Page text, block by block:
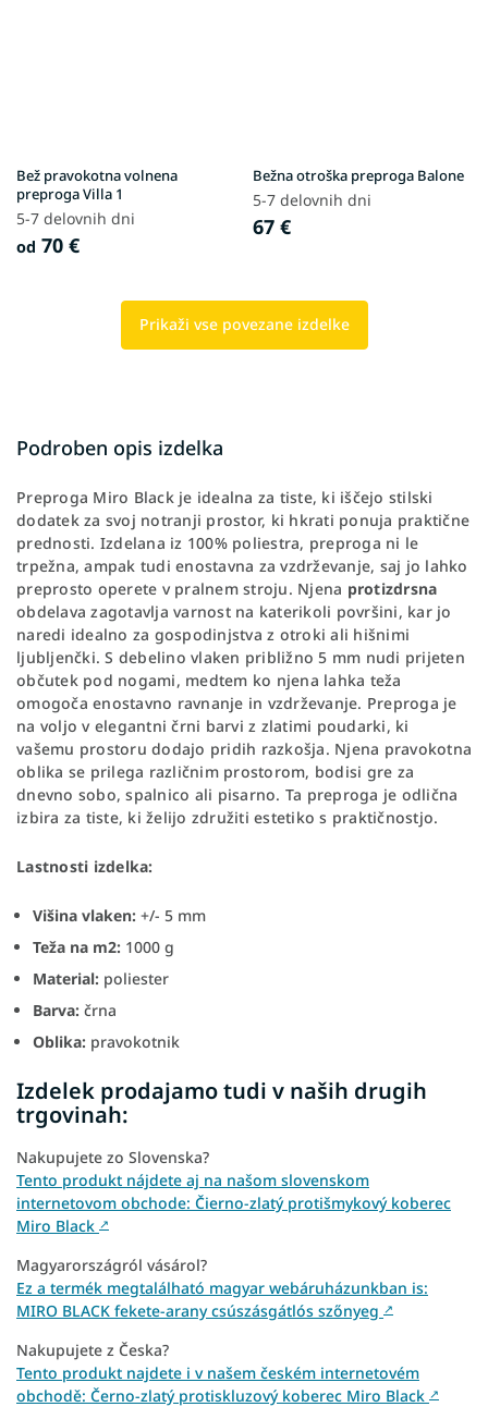
Bež pravokotna volnena
preproga Villa 1
5-7 delovnih dni
od 70 €
Bežna otroška preproga Balone
5-7 delovnih dni
67 €
Prikaži vse povezane izdelke
Podroben opis izdelka
Preproga Miro Black je idealna za tiste, ki iščejo stilski
dodatek za svoj notranji prostor, ki hkrati ponuja praktične
prednosti. Izdelana iz 100% poliestra, preproga ni le
trpežna, ampak tudi enostavna za vzdrževanje, saj jo lahko
preprosto operete v pralnem stroju. Njena protizdrsna
obdelava zagotavlja varnost na katerikoli površini, kar jo
naredi idealno za gospodinjstva z otroki ali hišnimi
ljubljenčki. S debelino vlaken približno 5 mm nudi prijeten
občutek pod nogami, medtem ko njena lahka teža
omogoča enostavno ravnanje in vzdrževanje. Preproga je
na voljo v elegantni črni barvi z zlatimi poudarki, ki
vašemu prostoru dodajo pridih razkošja. Njena pravokotna
oblika se prilega različnim prostorom, bodisi gre za
dnevno sobo, spalnico ali pisarno. Ta preproga je odlična
izbira za tiste, ki želijo združiti estetiko s praktičnostjo.
Lastnosti izdelka:
Višina vlaken: +/- 5 mm
Teža na m2: 1000 g
Material: poliester
Barva: črna
Oblika: pravokotnik
Izdelek prodajamo tudi v naših drugih
trgovinah:
Nakupujete zo Slovenska?
Tento produkt nájdete aj na našom slovenskom
internetovom obchode: Čierno-zlatý protišmykový koberec
Miro Black ↗
Magyarországról vásárol?
Ez a termék megtalálható magyar webáruházunkban is:
MIRO BLACK fekete-arany csúszásgátlós szőnyeg ↗
Nakupujete z Česka?
Tento produkt najdete i v našem českém internetovém
obchodě: Černo-zlatý protiskluzový koberec Miro Black ↗